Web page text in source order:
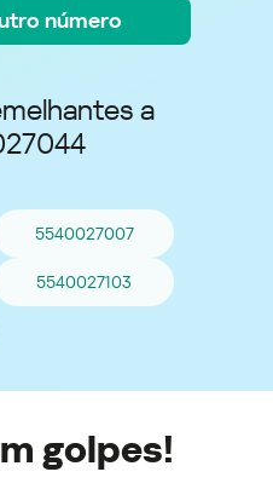
número
a
5540027007
5540027103
golpes!